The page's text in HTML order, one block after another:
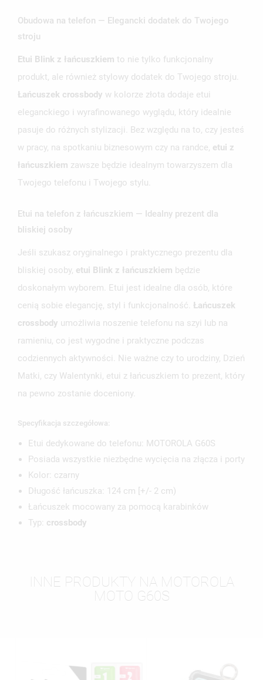
Obudowa na telefon — Elegancki dodatek do Twojego
stroju
Etui Blink z łańcuszkiem to nie tylko funkcjonalny
produkt, ale również stylowy dodatek do Twojego stroju.
Łańcuszek crossbody w kolorze złota dodaje etui
eleganckiego i wyrafinowanego wyglądu, który idealnie
pasuje do różnych stylizacji. Bez względu na to, czy jesteś
w pracy, na spotkaniu biznesowym czy na randce, etui z
łańcuszkiem zawsze będzie idealnym towarzyszem dla
Twojego telefonu i Twojego stylu.
Etui na telefon z łańcuszkiem — Idealny prezent dla
bliskiej osoby
Jeśli szukasz oryginalnego i praktycznego prezentu dla
bliskiej osoby, etui Blink z łańcuszkiem będzie
doskonałym wyborem. Etui jest idealne dla osób, które
cenią sobie elegancję, styl i funkcjonalność. Łańcuszek
crossbody umożliwia noszenie telefonu na szyi lub na
ramieniu, co jest wygodne i praktyczne podczas
codziennych aktywności. Nie ważne czy to urodziny, Dzień
Matki, czy Walentynki, etui z łańcuszkiem to prezent, który
na pewno zostanie doceniony.
Specyfikacja szczegółowa:
Etui dedykowane do telefonu: MOTOROLA G60S
Posiada wszystkie niezbędne wycięcia na złącza i porty
Kolor: czarny
Długość łańcuszka: 124 cm [+/- 2 cm)
Łańcuszek mocowany za pomocą karabinków
Typ: crossbody
INNE PRODUKTY NA MOTOROLA
MOTO G60S
add_circle_outlineUTWÓRZ NOWĄ LISTĘ
NAZWA LISTY ŻYCZEŃ
ZALOGUJ SIĘ
MUSISZ BYĆ ZALOGOWANY BY ZAPISAĆ PRODUKTY NA
ANULUJ ZALOGUJ SIĘ